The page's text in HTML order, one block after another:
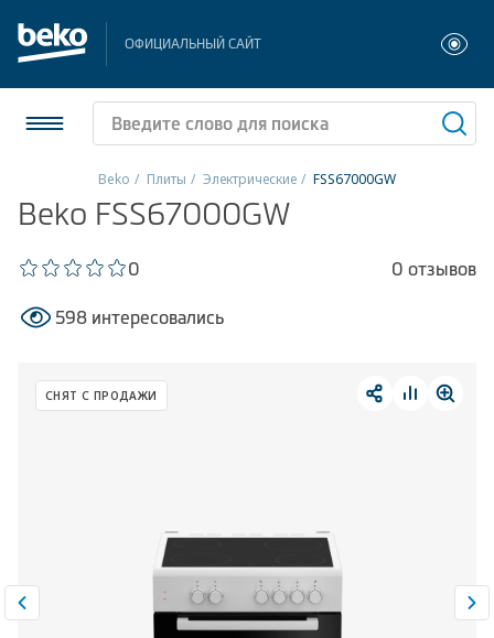
ОФИЦИАЛЬНЫЙ САЙТ
Холодильники и морозильники
Стиральные и сушильные машины
Посудомоечные машины
Встраиваемая техника
Сравнить 0
Beko Плиты Электрические FSS67000GW
Beko FSS67000GW
0 0 отзывов
598 интересовались
СНЯТ С ПРОДАЖИ